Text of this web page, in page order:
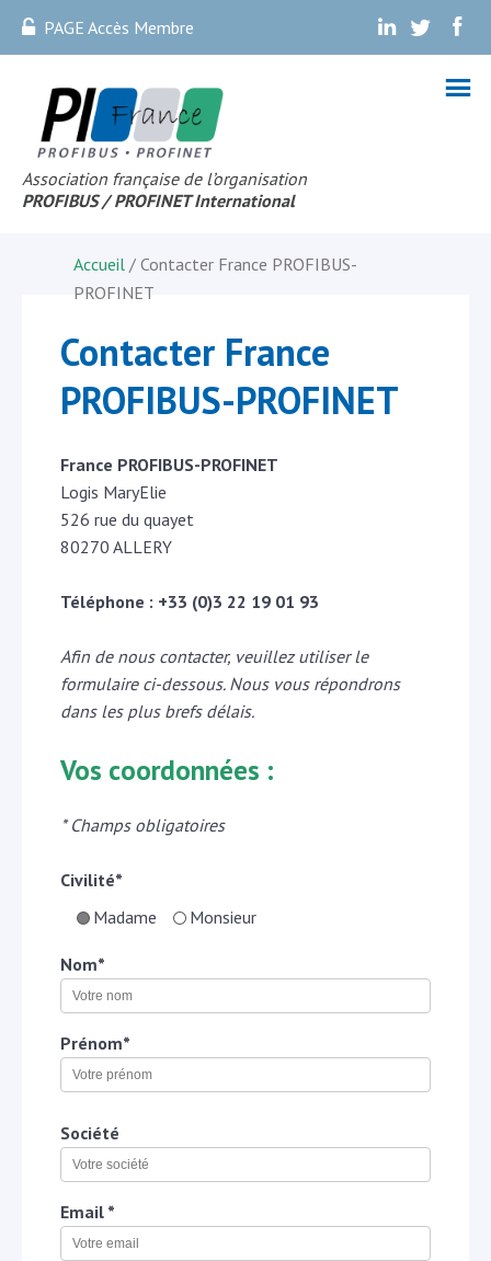
PAGE Accès Membre . . .
Association française de l’organisation
PROFIBUS / PROFINET International
Accueil / Contacter France PROFIBUS-
PROFINET
Contacter France
PROFIBUS-PROFINET
France PROFIBUS-PROFINET
Logis MaryElie
526 rue du quayet
80270 ALLERY
Téléphone : +33 (0)3 22 19 01 93
Afin de nous contacter, veuillez utiliser le
formulaire ci-dessous. Nous vous répondrons
dans les plus brefs délais.
Vos coordonnées :
* Champs obligatoires
Civilité*
Madame
Monsieur
Nom*
Prénom*
Société
Email *